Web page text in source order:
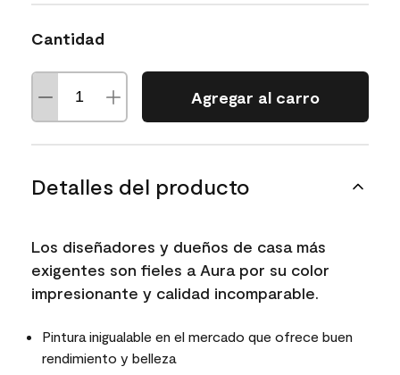
Cantidad
Agregar al carro
Detalles del producto
Los diseñadores y dueños de casa más
exigentes son fieles a Aura por su color
impresionante y calidad incomparable.
Pintura inigualable en el mercado que ofrece buen
rendimiento y belleza